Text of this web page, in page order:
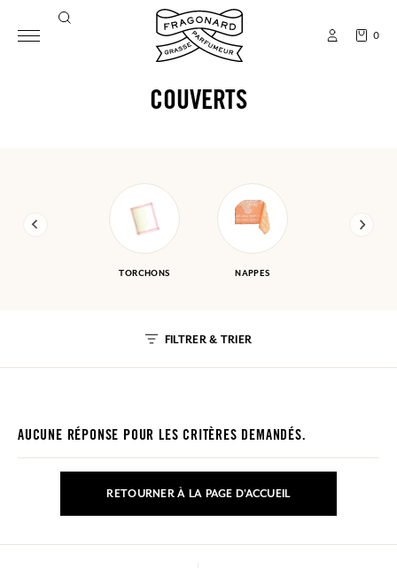
0
COUVERTS
TORCHONS NAPPES
FILTRER & TRIER
AUCUNE RÉPONSE POUR LES CRITÈRES DEMANDÉS.
RETOURNER À LA PAGE D'ACCUEIL